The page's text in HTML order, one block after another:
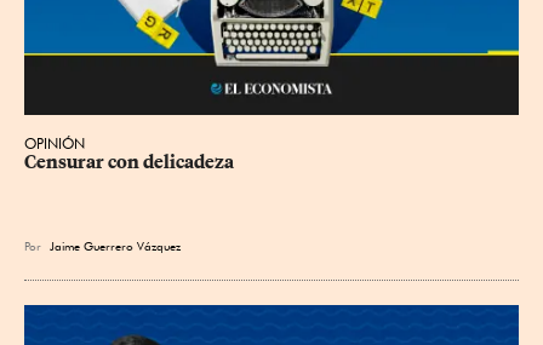
OPINIÓN
Censurar con delicadeza
Por Jaime Guerrero Vázquez